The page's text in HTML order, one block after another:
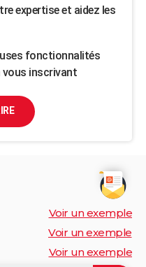
expertise et aidez les
fonctionnalités
vous inscrivant
Voir un exemple
Voir un exemple
Voir un exemple